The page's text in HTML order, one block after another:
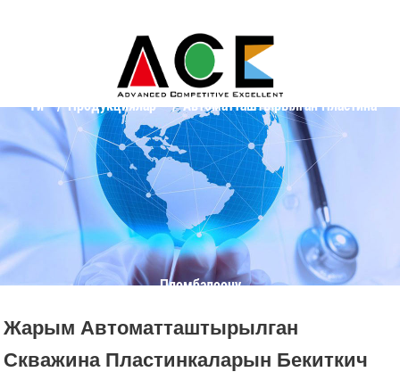
Үй Продукциялар Автоматташтырылган Пластина
Пломбалоочу
Жарым Автоматташтырылган
Скважина Пластинкаларын Бекиткич